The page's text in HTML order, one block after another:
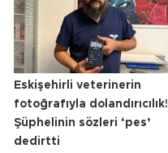
Eskişehirli veterinerin
fotoğrafıyla dolandırıcılık!
Şüphelinin sözleri ‘pes’
dedirtti